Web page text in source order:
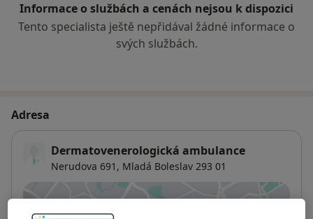
Informace o službách a cenách nejsou k dispozici
Tento specialista ještě nepřidával žádné informace o
svých službách.
Adresa
Dermatovenerologická ambulance
Nerudova 691, Mladá Boleslav 293 01